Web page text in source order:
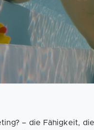
– die Fähigkeit,